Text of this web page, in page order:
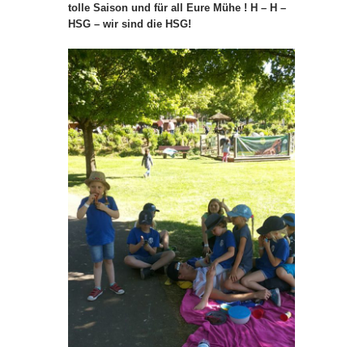
tolle Saison und für all Eure Mühe ! H – H –
HSG – wir sind die HSG!